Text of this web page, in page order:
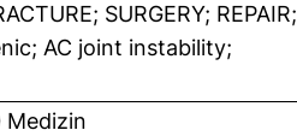
SURGERY; REPAIR;
AC joint instability;
Medizin